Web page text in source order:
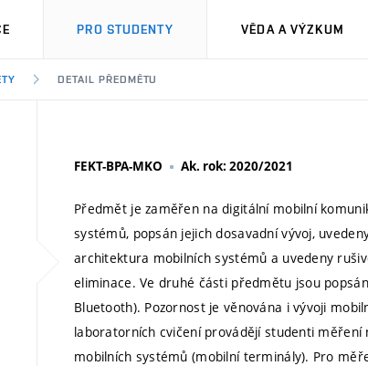
PRO STUDENTY VĚDA A VÝZKUM
DETAIL PŘEDMĚTU
FEKT-BPA-MKO Ak. rok: 2020/2021
Předmět je zaměřen na digitální mobilní
systémů, popsán jejich dosavadní vývoj,
architektura mobilních systémů a uvedeny
eliminace. Ve druhé části předmětu jsou
Bluetooth). Pozornost je věnována i vývoji
laboratorních cvičení provádějí studenti
mobilních systémů (mobilní terminály). Pro